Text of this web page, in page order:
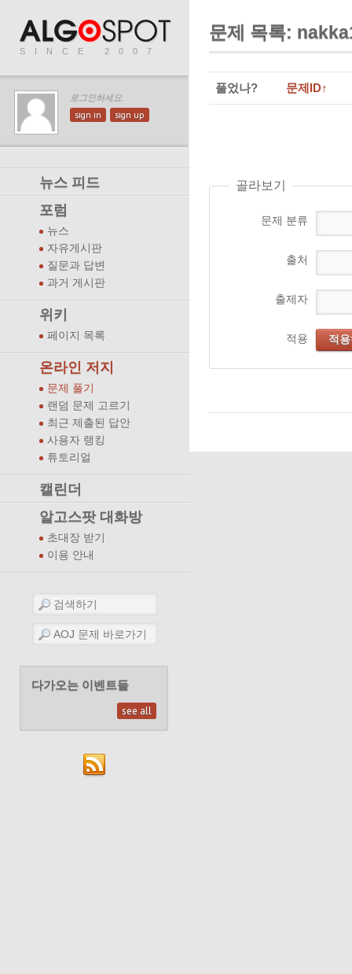
SINCE 2007
로그인하세요.
sign in sign up
뉴스 피드
포럼
뉴스
자유게시판
질문과 답변
과거 게시판
위키
페이지 목록
온라인 저지
문제 풀기
랜덤 문제 고르기
최근 제출된 답안
사용자 랭킹
튜토리얼
캘린더
알고스팟 대화방
초대장 받기
이용 안내
다가오는 이벤트들
see all
문제 목록:
풀었나? 문제ID↑
골라보기
문제 분류
출처
출제자
적용 적